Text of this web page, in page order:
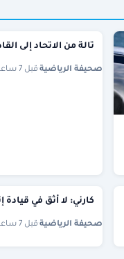
تالة من الاتحاد إلى
صحيفة الرياضية· قبل 7 ساعات
كارني: لا أثق في قيادة
صحيفة الرياضية· قبل 7 ساعات